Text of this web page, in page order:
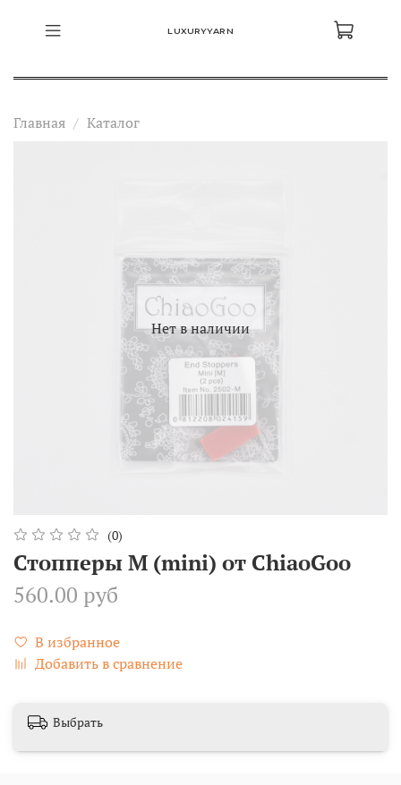
LUXURYYARN
Главная Каталог
Нет в наличии
(0)
Стопперы M (mini) от ChiaoGoo
560.00 руб
В избранное
Добавить в сравнение
Выбрать